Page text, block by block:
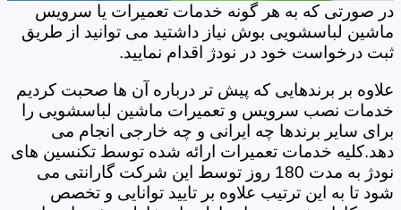
در صورتی که به هر گونه خدمات تعمیرات یا سرویس
ماشین لباسشویی بوش نیاز داشتید می توانید از طریق
ثبت درخواست خود در نودژ اقدام نمایید.
علاوه بر برندهایی که پیش تر درباره آن ها صحبت کردیم
خدمات نصب سرویس و تعمیرات ماشین لباسشویی را
برای سایر برندها چه ایرانی و چه خارجی انجام می
دهد.کلیه خدمات تعمیرات ارائه شده توسط تکنسین های
نودژ به مدت 180 روز توسط این شرکت گارانتی می
شود تا به این ترتیب علاوه بر تایید توانایی و تخصص